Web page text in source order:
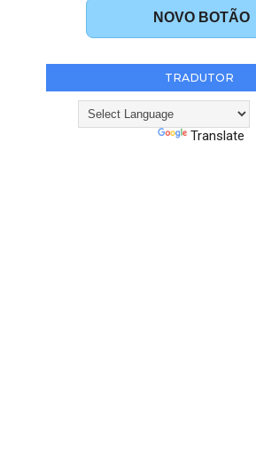
NOVO BOTÃO
TRADUTOR
Translate